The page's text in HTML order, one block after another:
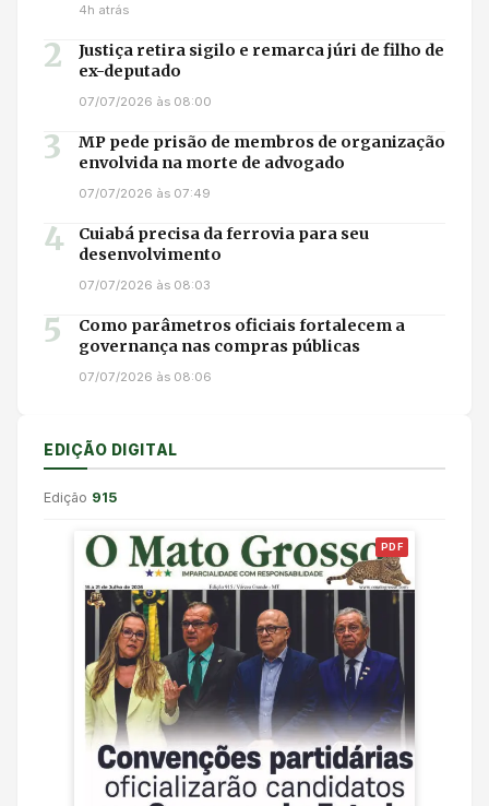
4h atrás
2
Justiça retira sigilo e remarca júri de filho de
ex-deputado
07/07/2026 às 08:00
3
MP pede prisão de membros de organização
envolvida na morte de advogado
07/07/2026 às 07:49
4
Cuiabá precisa da ferrovia para seu
desenvolvimento
07/07/2026 às 08:03
5
Como parâmetros oficiais fortalecem a
governança nas compras públicas
07/07/2026 às 08:06
EDIÇÃO DIGITAL
Edição 915
PDF